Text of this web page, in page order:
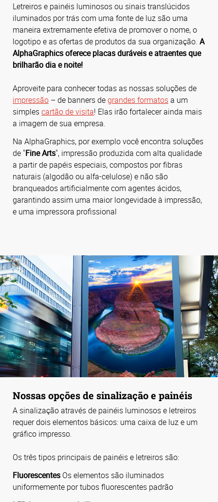
Letreiros e painéis luminosos ou sinais translúcidos
iluminados por trás com uma fonte de luz são uma
maneira extremamente efetiva de promover o nome, o
logotipo e as ofertas de produtos da sua organização. A
AlphaGraphics oferece placas duráveis e atraentes que
brilharão dia e noite!
Aproveite para conhecer todas as nossas soluções de
impressão – de banners degrandes formatosa um
simplescartão de visita! Elas irão fortalecer ainda mais
a imagem de sua empresa.
Na AlphaGraphics, por exemplo você encontra soluções
de "Fine Arts", impressão produzida com alta qualidade
a partir de papéis especiais, compostos por fibras
naturais (algodão ou alfa-celulose) e não são
branqueados artificialmente com agentes ácidos,
garantindo assim uma maior longevidade à impressão,
e uma impressora profissional
Nossas opções de sinalização e painéis
A sinalização através de painéis luminosos e letreiros
requer dois elementos básicos: uma caixa de luz e um
gráfico impresso.
Os três tipos principais de painéis e letreiros são:
Fluorescentes Os elementos são iluminados
uniformemente por tubos fluorescentes padrão